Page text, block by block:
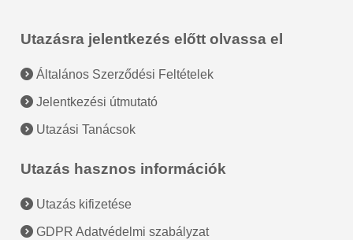
Utazásra jelentkezés előtt olvassa el
Általános Szerződési Feltételek
Jelentkezési útmutató
Utazási Tanácsok
Utazás hasznos információk
Utazás kifizetése
GDPR Adatvédelmi szabályzat